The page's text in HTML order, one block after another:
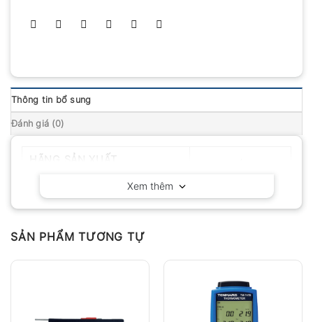
Thông tin bổ sung
Đánh giá (0)
Xem thêm
SẢN PHẨM TƯƠNG TỰ